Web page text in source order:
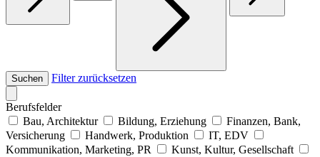
Suchen Filter zurücksetzen
Berufsfelder
Bau, Architektur
Bildung, Erziehung
Finanzen, Bank,
Versicherung
Handwerk, Produktion
IT, EDV
Kommunikation, Marketing, PR
Kunst, Kultur, Gesellschaft